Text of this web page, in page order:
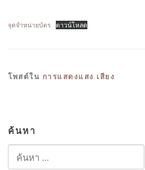
จุดจำหน่ายบัตร ดาวน์โหลด
โพสต์ใน การแสดงแสง เสียง
ค้นหา
ค้นหา
สำหรับ: